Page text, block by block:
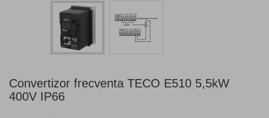
Convertizor frecventa TECO E510 5,5kW
400V IP66